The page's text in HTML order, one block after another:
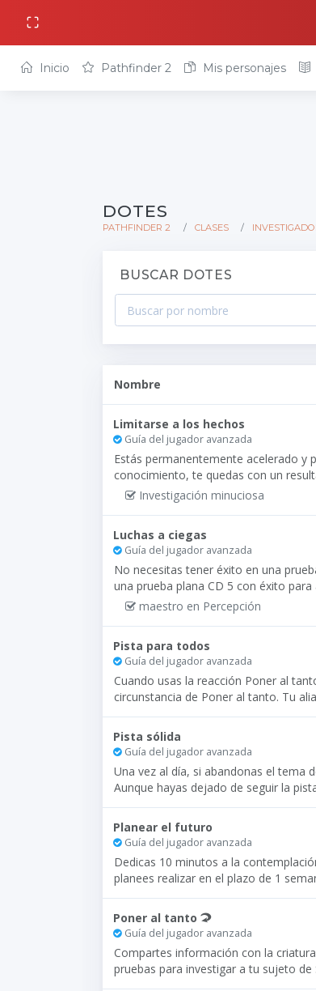
Inicio Pathfinder 2 Mis personajes
DOTES
PATHFINDER 2 CLASES
BUSCAR DOTES
Nombre
Limitarse a los hechos
Guía del jugador avanzada
Estás permanentemente acelerado y
conocimiento, te quedas con un
Investigación minuciosa
Luchas a ciegas
Guía del jugador avanzada
No necesitas tener éxito en una
una prueba plana CD 5 con éxito
maestro en Percepción
Pista para todos
Guía del jugador avanzada
Cuando usas la reacción Poner al
circunstancia de Poner al tanto. Tu
Pista sólida
Guía del jugador avanzada
Una vez al día, si abandonas el tema
Aunque hayas dejado de seguir la
Planear el futuro
Guía del jugador avanzada
Dedicas 10 minutos a la
planees realizar en el plazo de 1
Poner al tanto
Guía del jugador avanzada
Compartes información con la
pruebas para investigar a tu sujeto de